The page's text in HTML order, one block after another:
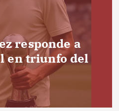
responde a
en triunfo del